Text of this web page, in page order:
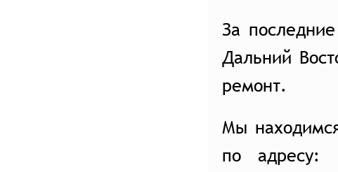
За
Дальний
ремонт.
Мы
по адресу: